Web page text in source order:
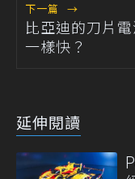
下一篇 →
比亞迪的刀片
一樣快？
延伸閱讀